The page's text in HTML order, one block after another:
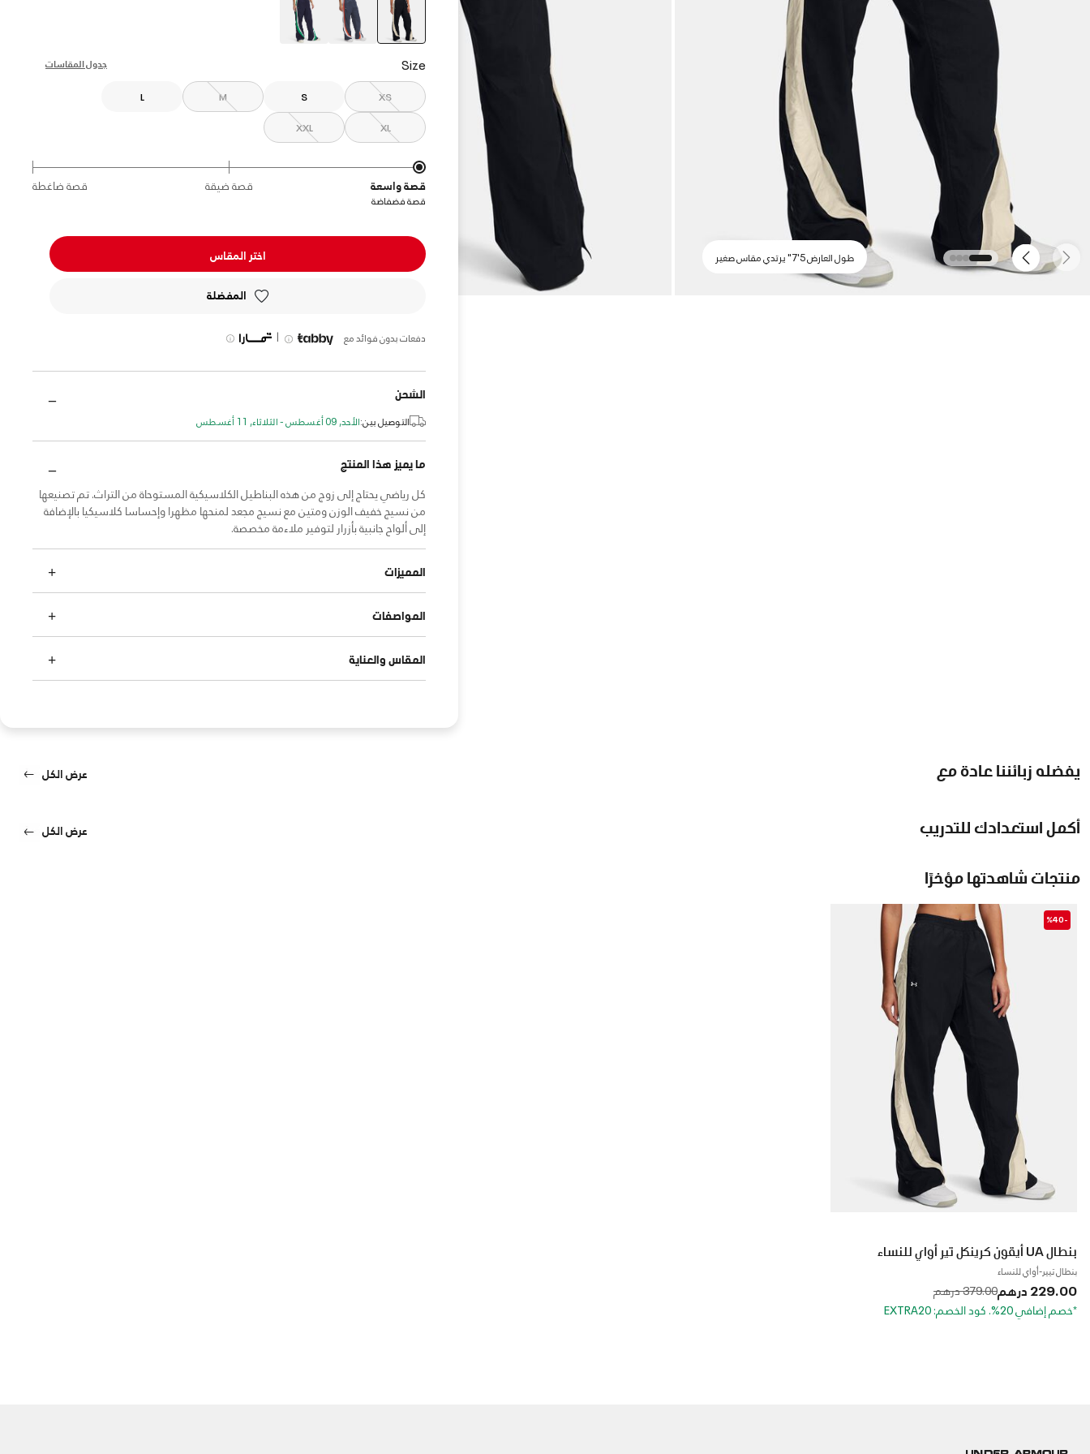
طول العارض 5'7" يرتدي مقاس صغير
Size جدول المقاسات
XS
S
M
L
XL
XXL
قصة واسعة قصة ضيقة قصة ضاغطة
قصة فضفاضة
اختر المقاس
المفضلة
دفعات بدون فوائد مع |
الشحن
التوصيل بين:الأحد, 09 أغسطس - الثلاثاء, 11 أغسطس
ما يميز هذا المنتج
كل رياضي يحتاج إلى زوج من هذه البناطيل الكلاسيكية المستوحاة من التراث. تم تصنيعها
من نسيج خفيف الوزن ومتين مع نسيج مجعد لمنحها مظهرا وإحساسا كلاسيكيا بالإضافة
إلى ألواح جانبية بأزرار لتوفير ملاءمة مخصصة.
المميزات
المواصفات
المقاس والعناية
يفضله زبائننا عادة مع عرض الكل
أكمل استعدادك للتدريب عرض الكل
منتجات شاهدتها مؤخرًا
-%40
بنطال UA أيقون كرينكل تير أواي للنساء
بنطال تيير-أواي للنساء
229.00 درهم Price reduced from
379.00 درهم
to
*خصم إضافي 20%. كود الخصم: EXTRA20